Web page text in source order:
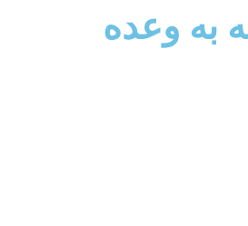
در مدینه به وعده